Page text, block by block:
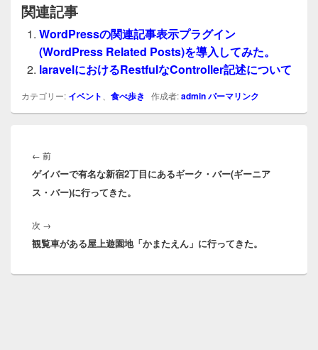
関連記事
WordPressの関連記事表示プラグイン
(WordPress Related Posts)を導入してみた。
laravelにおけるRestfulなController記述について
カテゴリー: イベント 食べ歩き 作成者:adminパーマリンク
稿
ナ
ビ
ゲ
シ
ョ
← 前前
の
投
ゲイバーで有名な新宿2丁目にあるギーク・バー(ギーニア
ス・バー)に行ってきた。
次 →
の
観覧車がある屋上遊園地「かまたえん」に行ってきた。